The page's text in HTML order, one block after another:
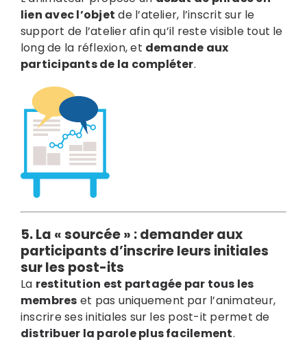
lien avec l’objet de l’atelier, l’inscrit sur le
support de l’atelier afin qu’il reste visible tout le
long de la réflexion, et demande aux
participants de la compléter.
5. La « sourcée » :demander aux
participants d’inscrire leurs initiales
sur les post-its
La restitution est partagée par tous les
membres et pas uniquement par l’animateur,
inscrire ses initiales sur les post-it permet de
distribuer la parole plus facilement.